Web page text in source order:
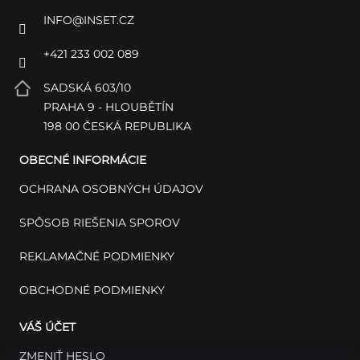
INFO@INSET.CZ
+421 233 002 089
SADSKÁ 603/10
PRAHA 9 - HLOUBĚTÍN
198 00 ČESKÁ REPUBLIKA
OBECNÉ INFORMÁCIE
OCHRANA OSOBNÝCH ÚDAJOV
SPÔSOB RIEŠENIA SPOROV
REKLAMAČNÉ PODMIENKY
OBCHODNÉ PODMIENKY
VÁŠ ÚČET
ZMENIŤ HESLO